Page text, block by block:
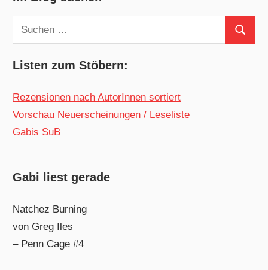
Suchen
nach:
Suchen
Listen zum Stöbern:
Rezensionen nach AutorInnen sortiert
Vorschau Neuerscheinungen / Leseliste
Gabis SuB
Gabi liest gerade
Natchez Burning
von Greg Iles
– Penn Cage #4